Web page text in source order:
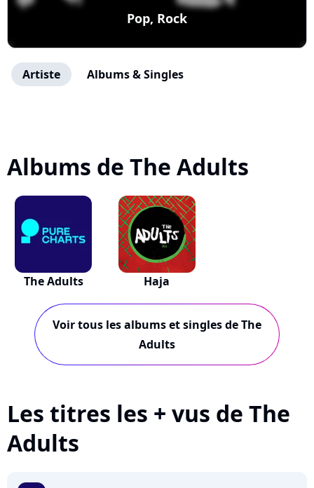
Pop, Rock
Artiste Albums & Singles
Albums de The Adults
The Adults Haja
Voir tous les albums et singles de The
Adults
Les titres les + vus de The
Adults